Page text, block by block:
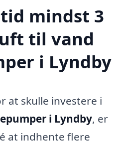
mindst 3
til vand
i Lyndby
at skulle investere i
i Lyndby, er
at indhente flere